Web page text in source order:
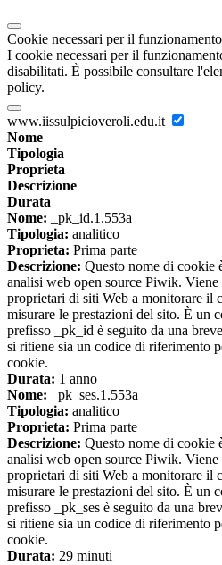
Cookie necessari per il funzionamento
I cookie necessari per il
disabilitati. È possibile consultare
policy.
www.iissulpicioveroli.edu.it
Nome
Tipologia
Proprieta
Descrizione
Durata
Nome: _pk_id.1.553a
Tipologia: analitico
Proprieta: Prima parte
Descrizione: Questo nome di cookie
analisi web open source Piwik.
proprietari di siti Web a monitorare il
misurare le prestazioni del sito. È un
prefisso _pk_id è seguito da una
si ritiene sia un codice di riferimento
cookie.
Durata: 1 anno
Nome: _pk_ses.1.553a
Tipologia: analitico
Proprieta: Prima parte
Descrizione: Questo nome di cookie
analisi web open source Piwik.
proprietari di siti Web a monitorare il
misurare le prestazioni del sito. È un
prefisso _pk_ses è seguito da una
si ritiene sia un codice di riferimento
cookie.
Durata: 29 minuti